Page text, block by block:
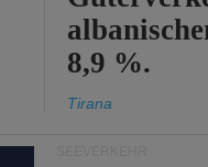
8,9 %.
Tirana